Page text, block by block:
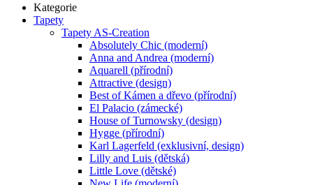
Kategorie
Tapety
Tapety AS-Creation
Absolutely Chic (moderní)
Anna and Andrea (moderní)
Aquarell (přírodní)
Attractive (design)
Best of Kámen a dřevo (přírodní)
El Palacio (zámecké)
House of Turnowsky (design)
Hygge (přírodní)
Karl Lagerfeld (exklusivní, design)
Lilly and Luis (dětská)
Little Love (dětské)